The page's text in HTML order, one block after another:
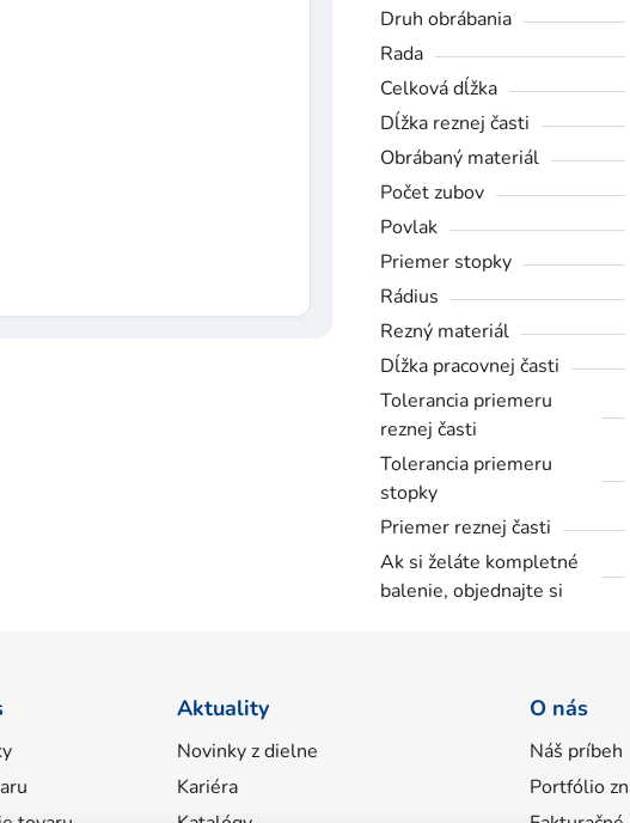
Druh obrábania
Rada
Celková dĺžka
Dĺžka reznej časti
Obrábaný materiál
Počet zubov
Povlak
Priemer stopky
Rádius
Rezný materiál
Dĺžka pracovnej časti
Tolerancia priemeru
reznej časti
Tolerancia priemeru
stopky
Priemer reznej časti
Ak si želáte kompletné
balenie, objednajte si
Aktuality
Novinky z dielne
Kariéra
O nás
Náš príbeh
Portfólio